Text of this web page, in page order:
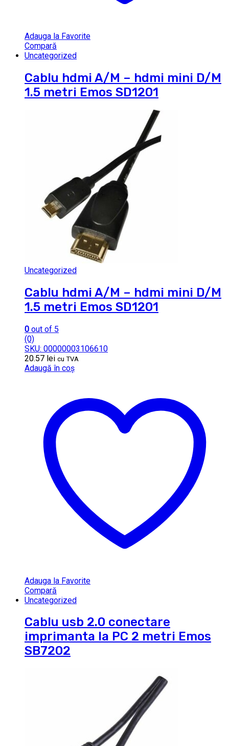
Adauga la Favorite
Compară
Uncategorized
Cablu hdmi A/M – hdmi mini D/M
1.5 metri Emos SD1201
Uncategorized
Cablu hdmi A/M – hdmi mini D/M
1.5 metri Emos SD1201
0 out of 5
(0)
SKU: 00000003106610
20.57 lei cu TVA
Adaugă în coș
Adauga la Favorite
Compară
Uncategorized
Cablu usb 2.0 conectare
imprimanta la PC 2 metri Emos
SB7202